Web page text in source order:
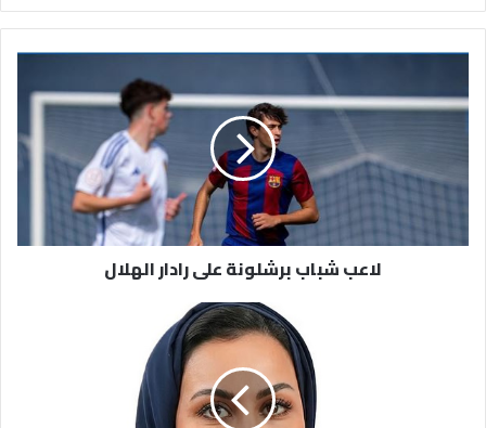
برشلونة
لاعب شباب برشلونة على رادار الهلال